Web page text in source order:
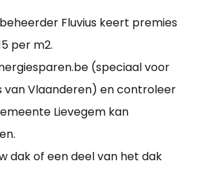
Fluvius keert premies
per m2.
(speciaal voor
van Vlaanderen) en controleer
Lievegem kan
dak of een deel van het dak